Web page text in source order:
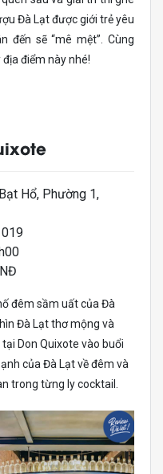
Đà Lạt được giới trẻ yêu
đến sẽ “mê mệt”. Cùng
điểm này nhé!
Hổ, Phường 1,
đêm sầm uất của Đà
Đà Lạt thơ mộng và
Don Quixote vào buổi
của Đà Lạt về đêm và
trong từng ly cocktail.